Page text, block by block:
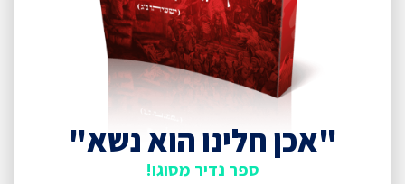
"אכן חלינו הוא נשא"
ספר נדיר מסוגו!